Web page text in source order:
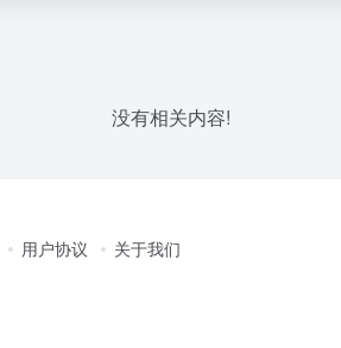
没有相关内容!
用户协议 关于我们